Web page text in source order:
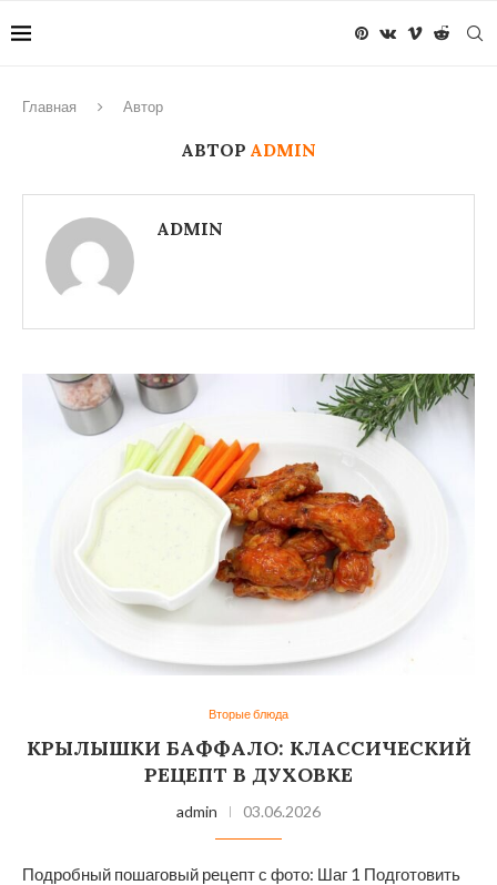
Главная Автор
АВТОР ADMIN
ADMIN
Вторые блюда
КРЫЛЫШКИ БАФФАЛО: КЛАССИЧЕСКИЙ
РЕЦЕПТ В ДУХОВКЕ
admin 03.06.2026
Подробный пошаговый рецепт с фото: Шаг 1 Подготовить